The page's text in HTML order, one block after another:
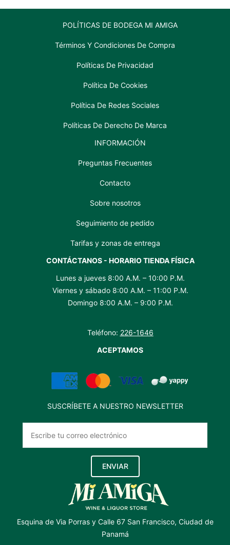
POLÍTICAS DE BODEGA MI AMIGA
Términos Y Condiciones De Compra
Políticas De Privacidad
Política De Cookies
Política De Redes Sociales
Políticas De Derecho De Marca
INFORMACIÓN
Preguntas Frecuentes
Contacto
Sobre nosotros
Seguimiento de pedido
Tarifas y zonas de entrega
CONTÁCTANOS - HORARIO TIENDA FÍSICA
Lunes a jueves 8:00 A.M. – 10:00 P.M.
Viernes y sábado 8:00 A.M. – 11:00 P.M.
Domingo 8:00 A.M. – 9:00 P.M.
Teléfono: 226-1646
ACEPTAMOS
SUSCRÍBETE A NUESTRO NEWSLETTER
ENVIAR
Esquina de Via Porras y Calle 67 San Francisco, Ciudad de
Panamá